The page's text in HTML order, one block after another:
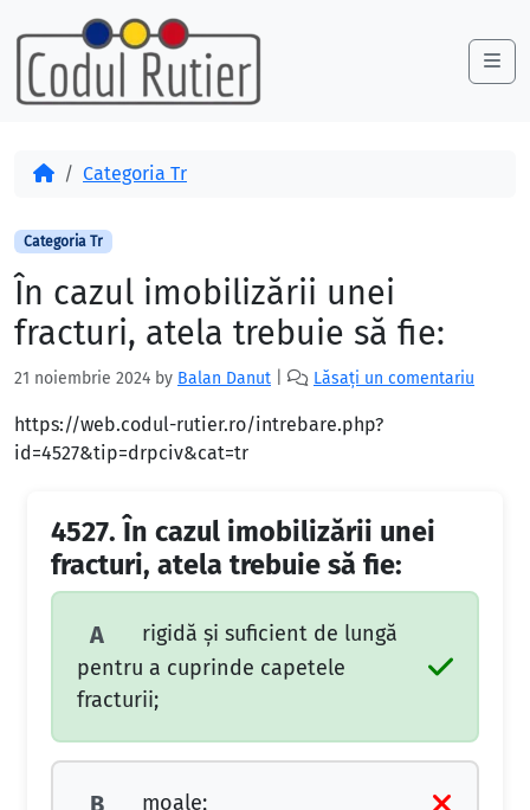
Skip to content
Skip to footer
AcasăCategoria Tr
Categoria Tr
În cazul imobilizării unei
fracturi, atela trebuie să fie:
21 noiembrie 2024 by Balan Danut Lăsați un comentariu
https://web.codul-rutier.ro/intrebare.php?
id=4527&tip=drpciv&cat=tr
4527. În cazul imobilizării unei
fracturi, atela trebuie să fie:
A
rigidă și suficient de lungă
pentru a cuprinde capetele
fracturii;
B moale;